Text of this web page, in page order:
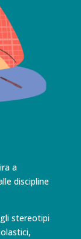
a
discipline
stereotipi